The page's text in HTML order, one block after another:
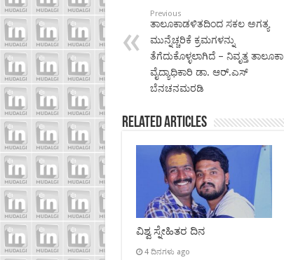
Previous
ತಾಲೂಕಾಡಳಿತದಿಂದ ಸಕಲ ಅಗತ್ಯ
ಮುನ್ನೆಚ್ಚರಿಕೆ ಕ್ರಮಗಳನ್ನು
ತೆಗೆದುಕೊಳ್ಳಲಾಗಿದೆ – ನಿವೃತ್ತ ತಾಲೂಕಾ
ವೈದ್ಯಾಧಿಕಾರಿ ಡಾ. ಆರ್.ಎಸ್
ಬೆನಚನಮರಡಿ
Related Articles
ವಿಶ್ವ ಸ್ನೇಹಿತರ ದಿನ
4 ದಿನಗಳು ago